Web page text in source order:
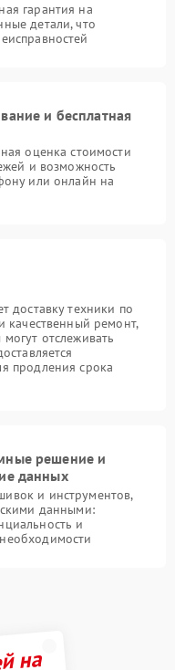
гарантия на
детали, что
и бесплатная
оценка стоимости
и возможность
или онлайн на
доставку техники по
качественный ремонт,
отслеживать
продления срока
решение и
данных
и инструментов,
данными:
и